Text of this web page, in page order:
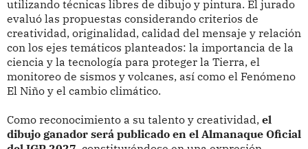
utilizando técnicas libres de dibujo y pintura. El jurado
evaluó las propuestas considerando criterios de
creatividad, originalidad, calidad del mensaje y relación
con los ejes temáticos planteados: la importancia de la
ciencia y la tecnología para proteger la Tierra, el
monitoreo de sismos y volcanes, así como el Fenómeno
El Niño y el cambio climático.
Como reconocimiento a su talento y creatividad, el
dibujo ganador será publicado en el Almanaque Oficial